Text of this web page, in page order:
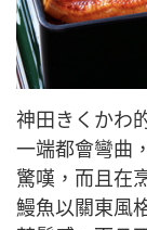
神田きくかわ
一端都會彎曲
驚嘆，而且在
鰻魚以關東風